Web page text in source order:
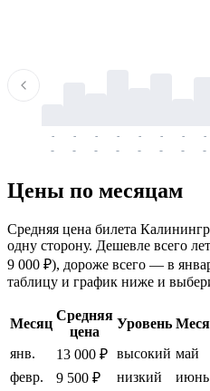
-
-
-
-
-
-
-
-
-
-
-
-
-
-
-
-
Цены по месяцам
Средняя цена билета
одну сторону. Дешевле всего
9 000 ₽), дороже всего — в
таблицу и график ниже и
Месяц
Средняя
цена
Уровень
янв.
13 000 ₽ высокий май
февр.
9 500 ₽ низкий июнь